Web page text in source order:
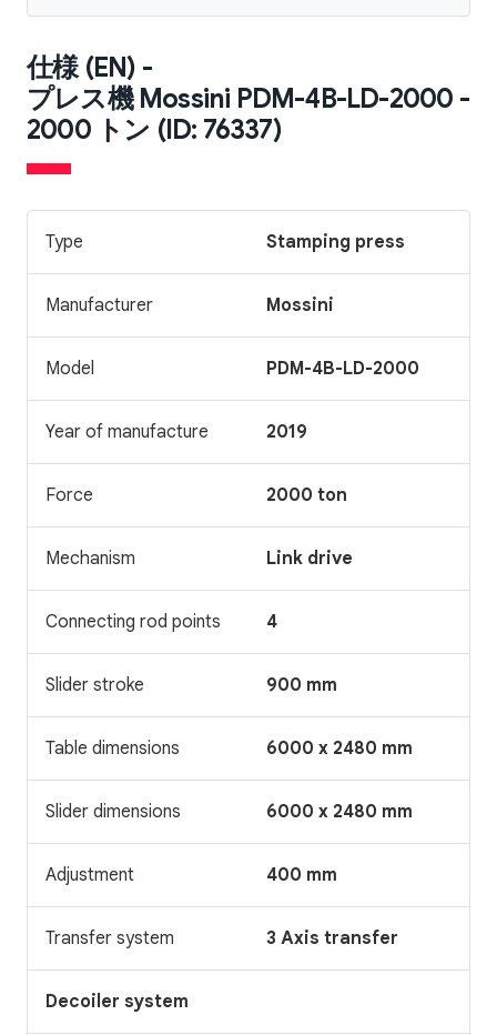
仕様 (EN) -
プレス機 Mossini PDM-4B-LD-2000 -
2000 トン (ID: 76337)
Type Stamping press
Manufacturer Mossini
Model PDM-4B-LD-2000
Year of manufacture 2019
Force 2000 ton
Mechanism Link drive
Connecting rod points 4
Slider stroke 900 mm
Table dimensions 6000 x 2480 mm
Slider dimensions 6000 x 2480 mm
Adjustment 400 mm
Transfer system 3 Axis transfer
Decoiler system